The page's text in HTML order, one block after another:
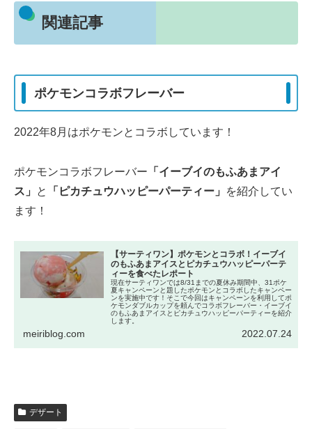
関連記事
ポケモンコラボフレーバー
2022年8月はポケモンとコラボしています！
ポケモンコラボフレーバー 「イーブイのもふあまアイ
ス」
と 「ピカチュウハッピーパーティー」
を紹介してい
ます！
【サーティワン】ポケモンとコラボ！イーブイ
のもふあまアイスとピカチュウハッピーパーテ
ィーを食べたレポート
現在サーティワンでは8/31までの夏休み期間中、31ポケ
夏キャンペーンと題したポケモンとコラボしたキャンペー
ンを実施中です！そこで今回はキャンペーンを利用してポ
ケモンダブルカップを頼んでコラボフレーバー・イーブイ
のもふあまアイスとピカチュウハッピーパーティーを紹介
します。
meiriblog.com 2022.07.24
デザート